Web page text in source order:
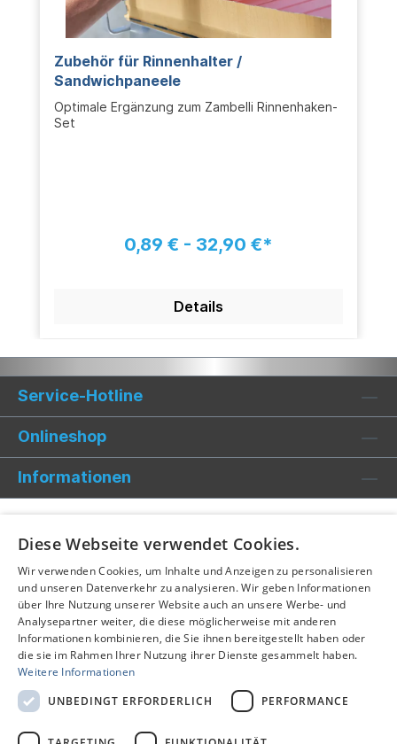
Zubehör für Rinnenhalter /
Sandwichpaneele
Optimale Ergänzung zum Zambelli Rinnenhaken-
Set
0,89 € - 32,90 €*
Details
Service-Hotline
Onlineshop
Informationen
Diese Webseite verwendet Cookies.
Wir verwenden Cookies, um Inhalte und Anzeigen zu personalisieren
und unseren Datenverkehr zu analysieren. Wir geben Informationen
über Ihre Nutzung unserer Website auch an unsere Werbe- und
Analysepartner weiter, die diese möglicherweise mit anderen
Informationen kombinieren, die Sie ihnen bereitgestellt haben oder
die sie im Rahmen Ihrer Nutzung ihrer Dienste gesammelt haben.
Weitere Informationen
UNBEDINGT ERFORDERLICH
PERFORMANCE